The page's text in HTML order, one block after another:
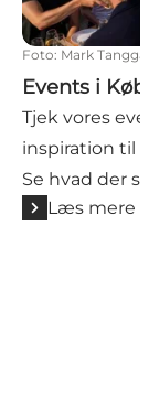
Foto: Mark
Events i
Tjek vores
inspiration til
Se hvad der
Læs mere